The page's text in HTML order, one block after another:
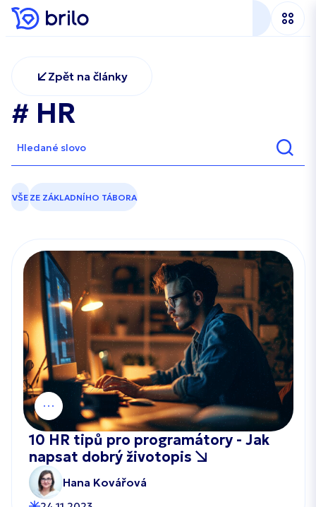
Zpět na články
# HR
VŠE ZE ZÁKLADNÍHO TÁBORA
10 HR tipů pro programátory - Jak
napsat dobrý životopis
Hana Kovářová